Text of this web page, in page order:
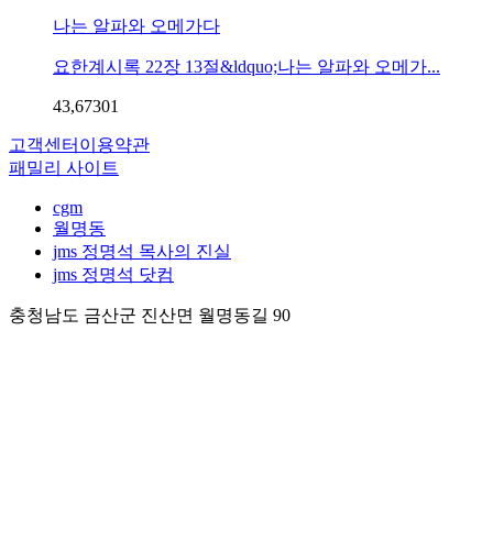
나는 알파와 오메가다
요한계시록 22장 13절&ldquo;나는 알파와 오메가...
43,67301
고객센터 이용약관
패밀리 사이트
cgm
월명동
jms 정명석 목사의 진실
jms 정명석 닷컴
충청남도 금산군 진산면 월명동길 90